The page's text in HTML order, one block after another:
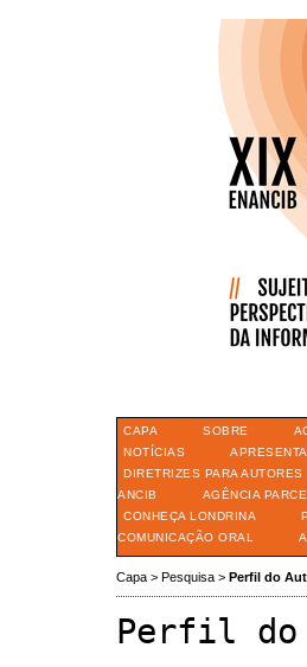
CAPA SOBRE
NOTÍCIAS
DIRETRIZES PARA AUTORES
ANCIB
AGÊNCIA
CONHEÇA LONDRINA
COMUNICAÇÃO ORAL
Capa > Pesquisa > Perfil do
Perfil do